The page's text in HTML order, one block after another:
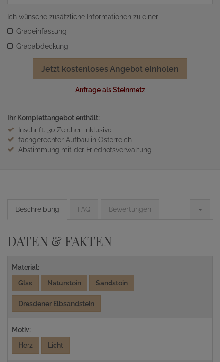
Ich wünsche zusätzliche Informationen zu einer
Grabeinfassung
Grababdeckung
Jetzt kostenloses Angebot einholen
Anfrage als Steinmetz
Ihr Komplettangebot enthält:
Inschrift: 30 Zeichen inklusive
fachgerechter Aufbau in Österreich
Abstimmung mit der Friedhofsverwaltung
Beschreibung FAQ Bewertungen
DATEN & FAKTEN
Material:
Glas
Naturstein Sandstein
Dresdener Elbsandstein
Motiv:
Herz
Licht